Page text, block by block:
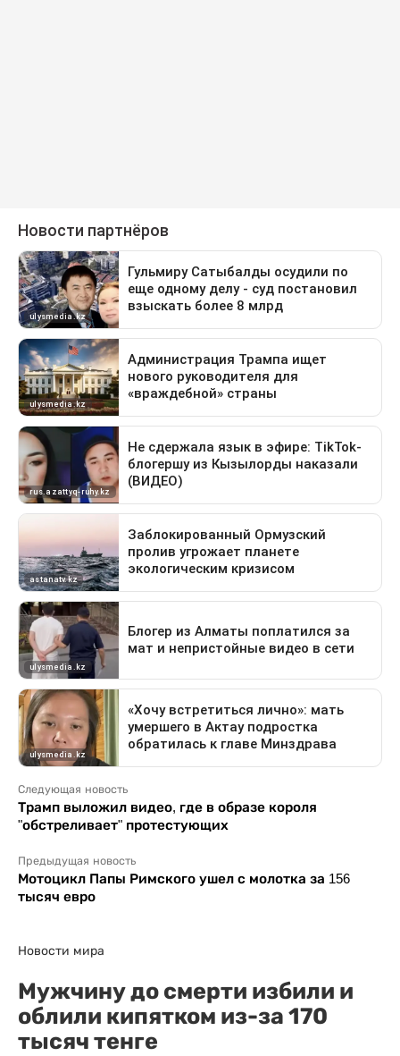
Следующая новость
Трамп выложил видео, где в образе короля
"обстреливает" протестующих
Предыдущая новость
Мотоцикл Папы Римского ушел с молотка за 156
тысяч евро
Новости мира
Мужчину до смерти избили и
облили кипятком из-за 170
тысяч тенге